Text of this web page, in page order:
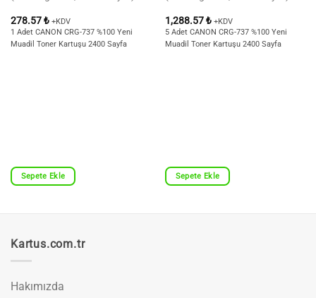
278.57₺ +KDV
1 Adet CANON CRG-737 %100 Yeni
Muadil Toner Kartuşu 2400 Sayfa
Sepete Ekle
1,288.57₺ +KDV
5 Adet CANON CRG-737 %100 Yeni
Muadil Toner Kartuşu 2400 Sayfa
Sepete Ekle
Kartus.com.tr
Hakımızda